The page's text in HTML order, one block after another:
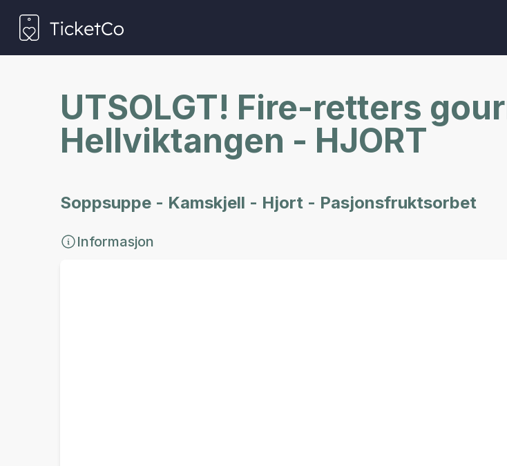
UTSOLGT! Fire-retters
Hellviktangen - HJORT
Soppsuppe - Kamskjell - Hjort - Pasjonsfruktsorbet
Informasjon